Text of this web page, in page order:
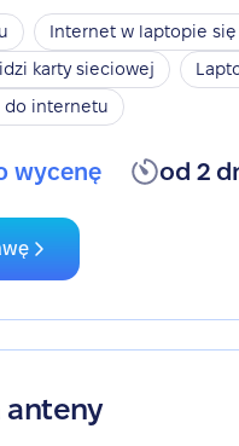
Internet w laptopie się
karty sieciowej
do internetu
wycenę od 2
anteny